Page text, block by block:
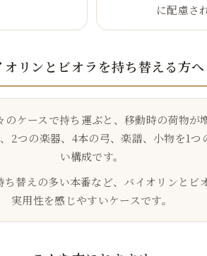
に配慮さ
オリンとビオラを持ち替える方へ
ケースで持ち運ぶと、移動時の荷物が
つの楽器、4本の弓、楽譜、小物を1つ
い構成です。
替えの多い本番など、バイオリンとビ
実用性を感じやすいケースです。